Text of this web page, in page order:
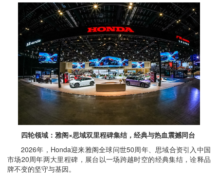
四轮领域：雅阁×思域双里程碑集结，经典与热血震撼同台
2026年，Honda迎来雅阁全球问世50周年、思域合资引入中国
市场20周年两大里程碑，展台以一场跨越时空的经典集结，诠释品
牌不变的坚守与基因。